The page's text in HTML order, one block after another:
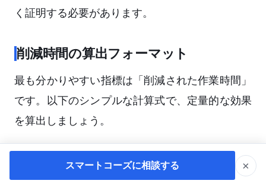
く証明する必要があります。
削減時間の算出フォーマット
最も分かりやすい指標は「削減された作業時間」
です。以下のシンプルな計算式で、定量的な効果
を算出しましょう。
【1回あたりの作業時間】 × 【月間の実行回数】
= 【月間の削減時間】
スマートコーズに相談する ×